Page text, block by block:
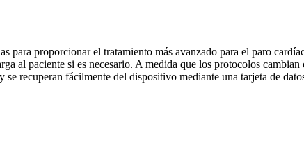
proporcionar el tratamiento más avanzado para el paro
al paciente si es necesario. A medida que los protocolos
recuperan fácilmente del dispositivo mediante una tarjeta de